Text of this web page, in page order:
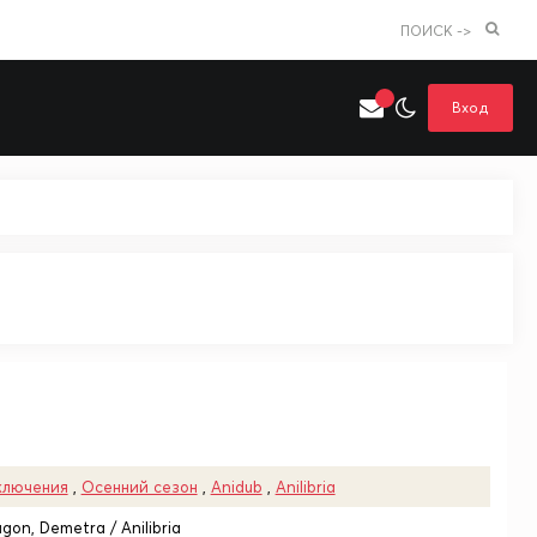
ПОИСК ->
Вход
Осенний сезон Anidub Anilibria
Demetra / Anilibria